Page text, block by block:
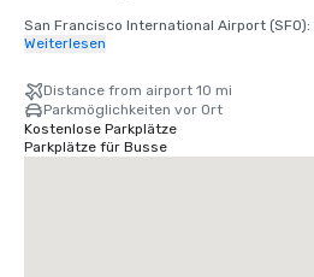
San Francisco International Airport
Fahrt bringt Sie von der Ankunft zur
Santa Rosa's Charles M. Schulz —
Minuten von unserer Haustür entfernt —
rustikalen Rückzugsort.
Weiterlesen
Distance from airport 10 mi
Parkmöglichkeiten vor Ort
Kostenlose Parkplätze
Parkplätze für Busse